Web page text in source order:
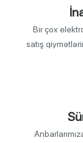
Bir çox
satış